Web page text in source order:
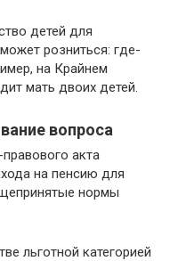
детей для
розниться: где-
на Крайнем
мать двоих детей.
вопроса
акта
на пенсию для
нормы
льготной категорией